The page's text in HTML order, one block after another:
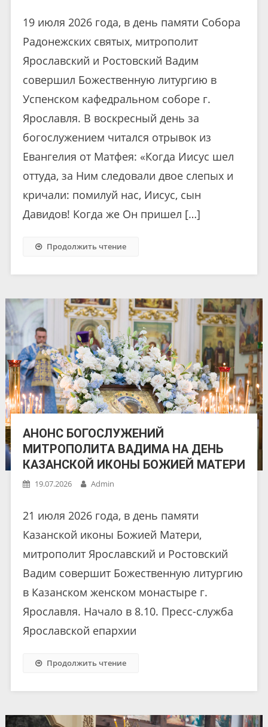
19 июля 2026 года, в день памяти Собора
Радонежских святых, митрополит
Ярославский и Ростовский Вадим
совершил Божественную литургию в
Успенском кафедральном соборе г.
Ярославля. В воскресный день за
богослужением читался отрывок из
Евангелия от Матфея: «Когда Иисус шел
оттуда, за Ним следовали двое слепых и
кричали: помилуй нас, Иисус, сын
Давидов! Когда же Он пришел […]
Продолжить чтение
АНОНС БОГОСЛУЖЕНИЙ
МИТРОПОЛИТА ВАДИМА НА ДЕНЬ
КАЗАНСКОЙ ИКОНЫ БОЖИЕЙ МАТЕРИ
19.07.2026 Admin
21 июля 2026 года, в день памяти
Казанской иконы Божией Матери,
митрополит Ярославский и Ростовский
Вадим совершит Божественную литургию
в Казанском женском монастыре г.
Ярославля. Начало в 8.10. Пресс-служба
Ярославской епархии
Продолжить чтение